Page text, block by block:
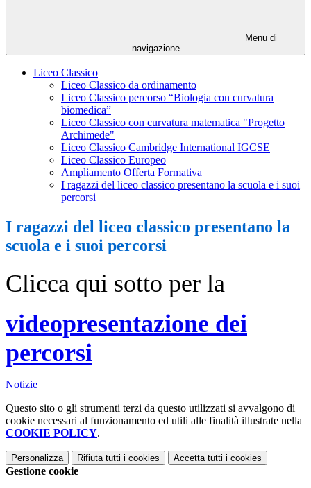
Menu di
navigazione
Liceo Classico
Liceo Classico da ordinamento
Liceo Classico percorso “Biologia con curvatura
biomedica”
Liceo Classico con curvatura matematica "Progetto
Archimede"
Liceo Classico Cambridge International IGCSE
Liceo Classico Europeo
Ampliamento Offerta Formativa
I ragazzi del liceo classico presentano la scuola e i suoi
percorsi
I ragazzi del liceo classico presentano la
scuola e i suoi percorsi
Clicca qui sotto per la
videopresentazione dei
percorsi
Notizie
Questo sito o gli strumenti terzi da questo utilizzati si avvalgono di
cookie necessari al funzionamento ed utili alle finalità illustrate nella
COOKIE POLICY.
Personalizza Rifiuta tutti i cookies Accetta tutti i cookies
Gestione cookie